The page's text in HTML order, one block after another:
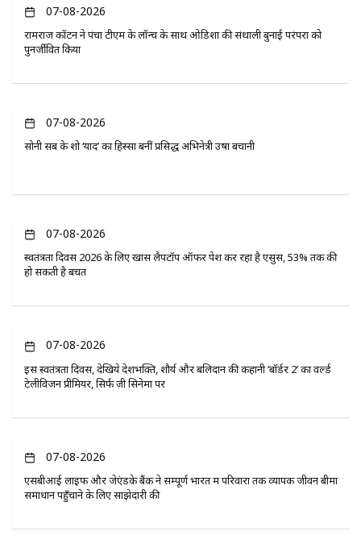
07-08-2026
रामराज कॉटन ने पंचा टीएम के लॉन्च के साथ ओडिशा की संथाली बुनाई परंपरा को
पुनर्जीवित किया
07-08-2026
सोनी सब के शो ‘यादें’ का हिस्सा बनीं प्रसिद्ध अभिनेत्री उषा बचानी
07-08-2026
स्वतंत्रता दिवस 2026 के लिए खास लैपटॉप ऑफर पेश कर रहा है एसुस, 53% तक की
हो सकती है बचत
07-08-2026
इस स्वतंत्रता दिवस, देखिये देशभक्ति, शौर्य और बलिदान की कहानी ‘बॉर्डर 2’ का वर्ल्ड
टेलीविजन प्रीमियर, सिर्फ ज़ी सिनेमा पर
07-08-2026
एसबीआई लाइफ और जेएंडके बैंक ने सम्पूर्ण भारत में परिवारों तक व्यापक जीवन बीमा
समाधान पहुँचाने के लिए साझेदारी की